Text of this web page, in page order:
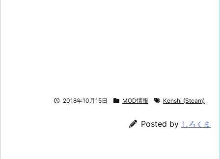
2018年10月15日 MOD情報 Kenshi (Steam)
Posted by しろくま